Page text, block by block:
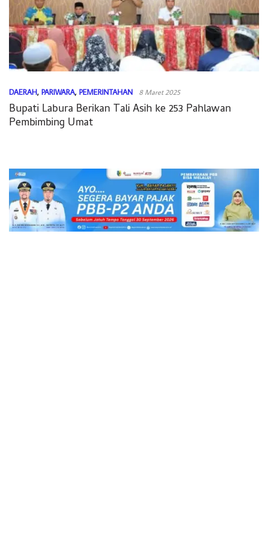
DAERAH, PARIWARA, PEMERINTAHAN 8 Maret 2025
Bupati Labura Berikan Tali Asih ke 253 Pahlawan
Pembimbing Umat